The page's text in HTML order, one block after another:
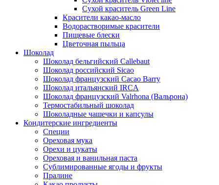
Сухой краситель Green Line
Красители какао-масло
Водорастворимые красители
Пищевые блески
Цветочная пыльца
Шоколад
Шоколад бельгийский Callebaut
Шоколад российский Sicao
Шоколад французский Cacao Barry
Шоколад итальянский IRCA
Шоколад французский Valrhona (Вальрона)
Термостабильный шоколад
Шоколадные чашечки и капсулы
Кондитерские ингредиенты
Специи
Ореховая мука
Орехи и цукаты
Ореховая и ванильная паста
Сублимированные ягоды и фрукты
Пралине